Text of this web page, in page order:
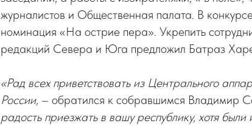
журналистов и Общественная палата. В
номинация «На острие пера». Укрепить
редакций Севера и Юга предложил Батраз
«Рад всех приветствовать из Центрального
России, – обратился к собравшимся Владимир
радость приезжать в вашу республику, хотя